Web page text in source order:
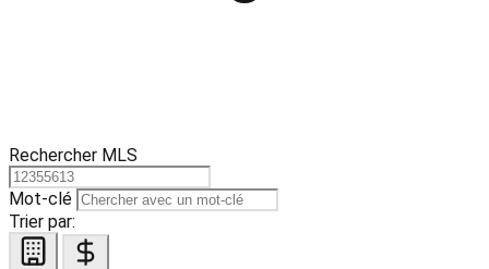
Rechercher MLS
Mot-clé
Trier par: